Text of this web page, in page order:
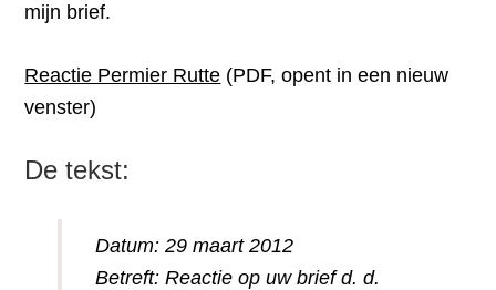
mijn brief.
Reactie Permier Rutte (PDF, opent in een nieuw
venster)
De tekst:
Datum: 29 maart 2012
Betreft: Reactie op uw brief d. d.